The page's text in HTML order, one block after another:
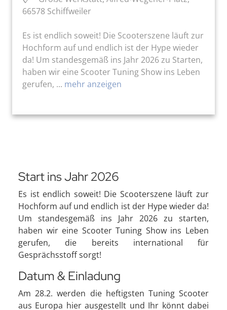
66578 Schiffweiler
Es ist endlich soweit! Die Scooterszene läuft zur
Hochform auf und endlich ist der Hype wieder
da! Um standesgemäß ins Jahr 2026 zu Starten,
haben wir eine Scooter Tuning Show ins Leben
gerufen, ... mehr anzeigen
Start ins Jahr 2026
Es ist endlich soweit! Die Scooterszene läuft zur
Hochform auf und endlich ist der Hype wieder da!
Um standesgemäß ins Jahr 2026 zu starten,
haben wir eine Scooter Tuning Show ins Leben
gerufen, die bereits international für
Gesprächsstoff sorgt!
Datum & Einladung
Am 28.2. werden die heftigsten Tuning Scooter
aus Europa hier ausgestellt und Ihr könnt dabei